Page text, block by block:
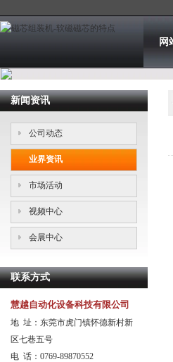
网
新闻资讯
公司动态
业界资讯
市场活动
视频中心
会展中心
联系方式
慧越自动化设备科技有限公司
地 址：东莞市虎门镇怀德新村新
区七巷五号
电 话：0769-89870552